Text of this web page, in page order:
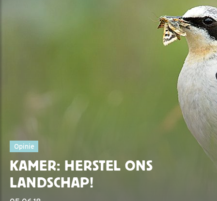
Opinie
KAMER: HERSTEL ONS
LANDSCHAP!